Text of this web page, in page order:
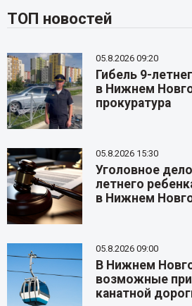
ТОП новостей
05.8.2026 09:20
Гибель 9-
в Нижнем
прокуратура
05.8.2026 15:30
Уголовное
летнего
в Нижнем
05.8.2026 09:00
В Нижнем
возможные
канатной